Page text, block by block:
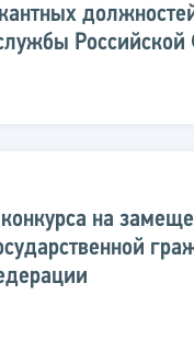
на